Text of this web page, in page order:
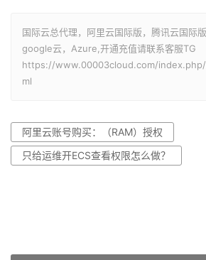
国际云总代理，阿里云国际版，腾讯云国际
google云，Azure,开通充值请联系客服TG
https://www.00003cloud.com/index.php/
ml
阿里云账号购买：（RAM）授权
只给运维开ECS查看权限怎么做？